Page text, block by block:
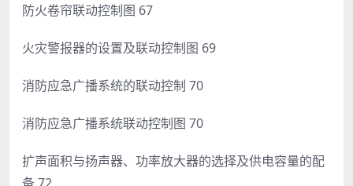
防火卷帘联动控制图 67
火灾警报器的设置及联动控制图 69
消防应急广播系统的联动控制 70
消防应急广播系统联动控制图 70
扩声面积与扬声器、功率放大器的选择及供电容量的配